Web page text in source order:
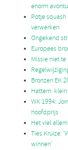
enorm
Potje
verwerken
Ongekend
Europees
Missie niet
Bronzen EK
Hattem:
WK 1994:
hoofdprijs
Het viel
Ties Kruize:
winnen’